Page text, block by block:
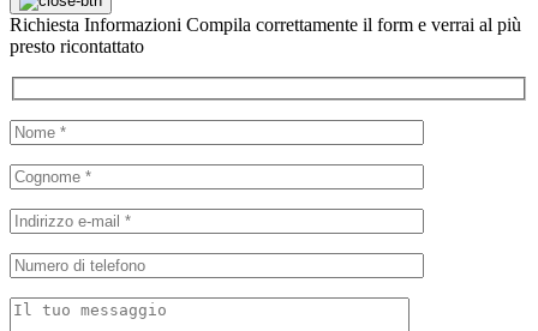
Richiesta Informazioni Compila correttamente il form e verrai al più
presto ricontattato